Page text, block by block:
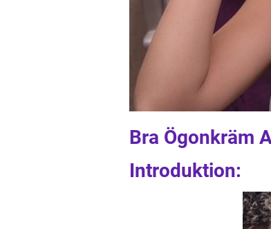
Bra Ögonkräm
Introduktion: